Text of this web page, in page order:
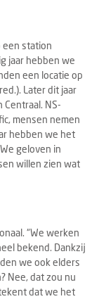
een station
jaar hebben we
een locatie op
Later dit jaar
NS-
mensen nemen
hebben we het
geloven in
willen zien wat
“We werken
bekend. Dankzij
we ook elders
Nee, dat zou nu
dat we het